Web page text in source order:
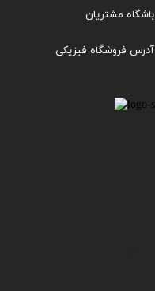
باشگاه مشتریان
آدرس فروشگاه فیزیکی